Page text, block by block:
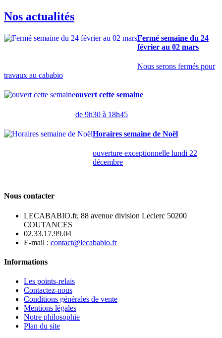
Nos actualités
Fermé semaine du 24
février au 02 mars
Nous serons fermés pour
travaux au cababio
ouvert cette semaine
de 9h30 à 18h45
Horaires semaine de Noël
ouverture exceptionnelle lundi 22
décembre
Nous contacter
LECABABIO.fr, 88 avenue division Leclerc 50200
COUTANCES
02.33.17.99.04
E-mail : contact@lecababio.fr
Informations
Les points-relais
Contactez-nous
Conditions générales de vente
Mentions légales
Notre philosophie
Plan du site